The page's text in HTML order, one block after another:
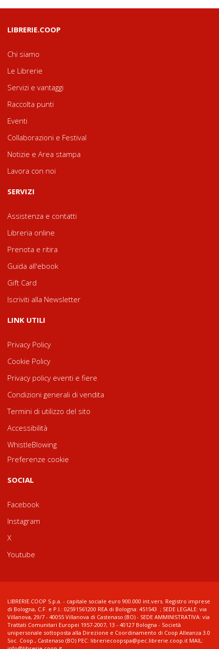
LIBRERIE.COOP
Chi siamo
Le Librerie
Servizi e vantaggi
Raccolta punti
Eventi
Collaborazioni e Festival
Notizie e Area stampa
Lavora con noi
SERVIZI
Assistenza e contatti
Libreria online
Prenota e ritira
Guida all'ebook
Gift Card
Iscriviti alla Newsletter
LINK UTILI
Privacy Policy
Cookie Policy
Privacy policy eventi e fiere
Condizioni generali di vendita
Termini di utilizzo del sito
Accessibilità
WhistleBlowing
Preferenze cookie
SOCIAL
Facebook
Instagram
X
Youtube
LIBRERIE.COOP S.p.a. - capitale sociale euro 900.000 int.vers. Registro imprese
di Bologna, C.F. e P.I.: 02591561200 REA di Bologna: 451543 ; SEDE LEGALE: via
Villanova, 29/7 - 40055 Villanova di Castenaso (BO) - SEDE AMMINISTRATIVA: via
Trattati Comunitari Europei 1957-2007, 13 - 40127 Bologna - Società
unipersonale sottoposta alla Direzione e Coordinamento di Coop Alleanza 3.0
Soc. Coop., Castenaso (BO) PEC: libreriecoopspa@pec.librerie.coop.it MAIL: